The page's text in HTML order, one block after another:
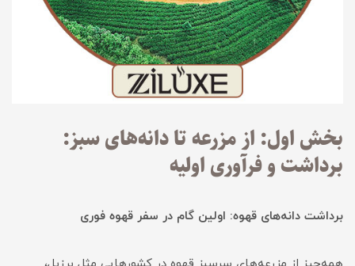
بخش اول: از مزرعه تا دانه‌های سبز:
برداشت و فرآوری اولیه
برداشت دانه‌های قهوه: اولین گام در سفر قهوه فوری